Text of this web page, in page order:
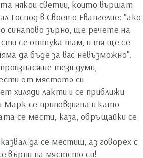
някои светии, които вършат
Господ в Своето Евангелие: "ако
синапово зърно, ще речете на
се оттука там, и тя ще се
да бъде за вас невъзможно".
тези думи,
от мястото си
хиляди лакти и се приближи
се приповдигна и като
се мести, каза, обръщайки се
да се местиш, аз говорех с
върни на мястото си!